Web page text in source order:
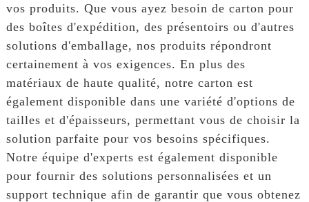
vos produits. Que vous ayez besoin de carton pour
des boîtes d'expédition, des présentoirs ou d'autres
solutions d'emballage, nos produits répondront
certainement à vos exigences. En plus des
matériaux de haute qualité, notre carton est
également disponible dans une variété d'options de
tailles et d'épaisseurs, permettant vous de choisir la
solution parfaite pour vos besoins spécifiques.
Notre équipe d'experts est également disponible
pour fournir des solutions personnalisées et un
support technique afin de garantir que vous obtenez